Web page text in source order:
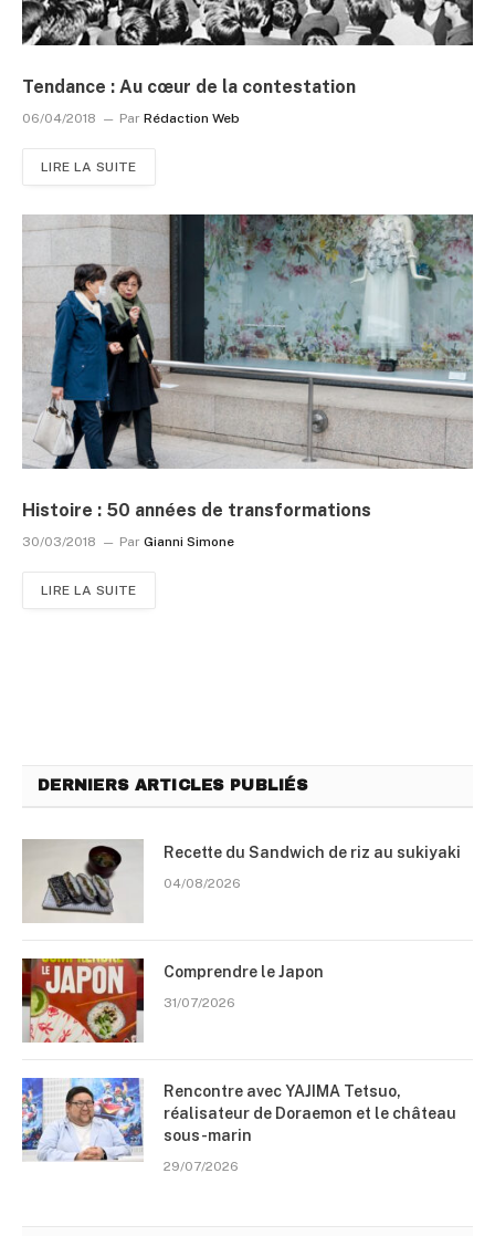
Tendance : Au cœur de la contestation
06/04/2018 Par Rédaction Web
LIRE LA SUITE
Histoire : 50 années de transformations
30/03/2018 Par Gianni Simone
LIRE LA SUITE
DERNIERS ARTICLES PUBLIÉS
Recette du Sandwich de riz au sukiyaki
04/08/2026
Comprendre le Japon
31/07/2026
Rencontre avec YAJIMA Tetsuo,
réalisateur de Doraemon et le château
sous-marin
29/07/2026